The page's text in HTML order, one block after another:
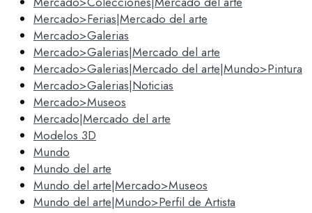
Mercado>Ferias|Mercado del arte
Mercado>Galerias
Mercado>Galerias|Mercado del arte
Mercado>Galerias|Mercado del arte|Mundo>Pintura
Mercado>Galerias|Noticias
Mercado>Museos
Mercado|Mercado del arte
Modelos 3D
Mundo
Mundo del arte
Mundo del arte|Mercado>Museos
Mundo del arte|Mundo>Perfil de Artista